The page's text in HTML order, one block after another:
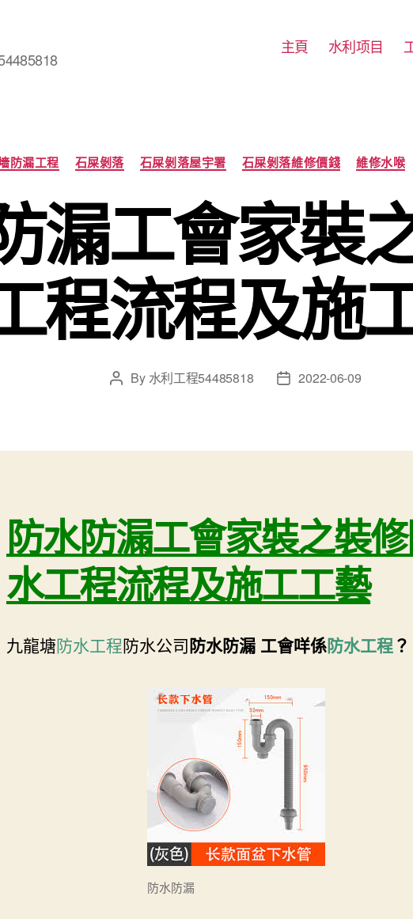
主頁 水利项目
Categories
防漏工程 石屎剝落 石屎剝落屋宇署 石屎剝落維修價錢 維修水喉
漏工會家裝
程流程及施
Post
By 水利工程54485818
Post2022-06-09
防水防漏工會家裝之裝
水工程流程及施工工藝
九龍塘防水工程防水公司防水防漏 工會咩係防水工程？
防水防漏